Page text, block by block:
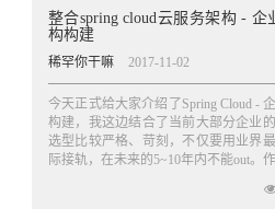
整合spring cloud云服务架构 - 企
构构建
稀罕你干嘛 2017-11-02
今天正式给大家介绍了Spring Cloud -
构建，我这边结合了当前大部分企业
选型比较严格、苛刻，不仅要用业界
际接轨，在未来的5~10年内不能out。